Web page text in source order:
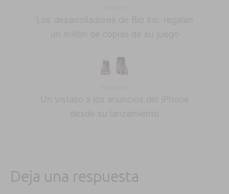
Los desarrolladores de Bio Inc. regalan
un millón de copias de su juego
Un vistazo a los anuncios del iPhone
desde su lanzamiento
Deja una respuesta